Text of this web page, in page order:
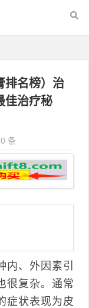
排名榜）治
佳治疗秘
条
、外因素引
很复杂。通常
症状表现为皮